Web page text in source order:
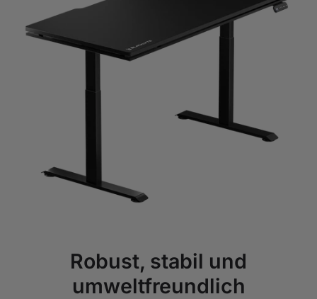
Robust, stabil und
umweltfreundlich